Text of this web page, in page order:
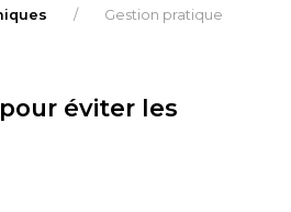
Gestion pratique
éviter les